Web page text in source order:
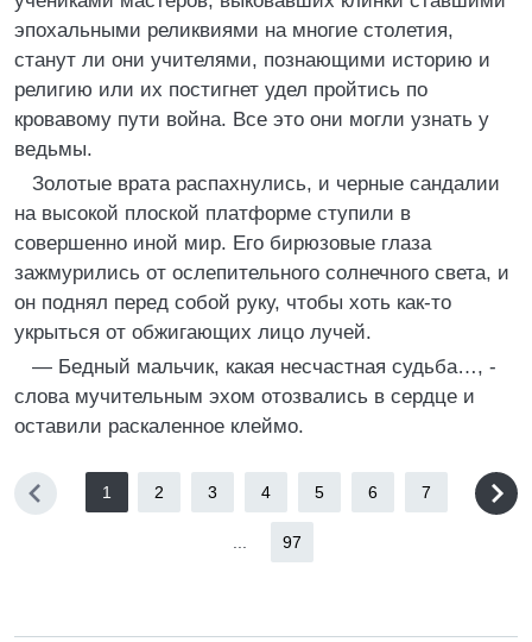
эпохальными реликвиями на многие столетия,
станут ли они учителями, познающими историю и
религию или их постигнет удел пройтись по
кровавому пути война. Все это они могли узнать у
ведьмы.
Золотые врата распахнулись, и черные сандалии
на высокой плоской платформе ступили в
совершенно иной мир. Его бирюзовые глаза
зажмурились от ослепительного солнечного света, и
он поднял перед собой руку, чтобы хоть как-то
укрыться от обжигающих лицо лучей.
— Бедный мальчик, какая несчастная судьба…, -
слова мучительным эхом отозвались в сердце и
оставили раскаленное клеймо.
1 2 3 4 5 6 7
97